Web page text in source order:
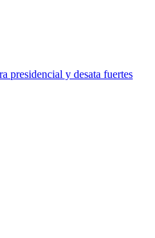
presidencial y desata fuertes